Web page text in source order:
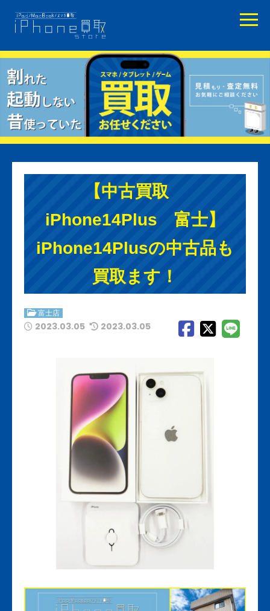
【中古買取
iPhone14Plus 富士】
iPhone14Plusの中古品も
買取ます！
富士店
2023.03.05 2023.03.05